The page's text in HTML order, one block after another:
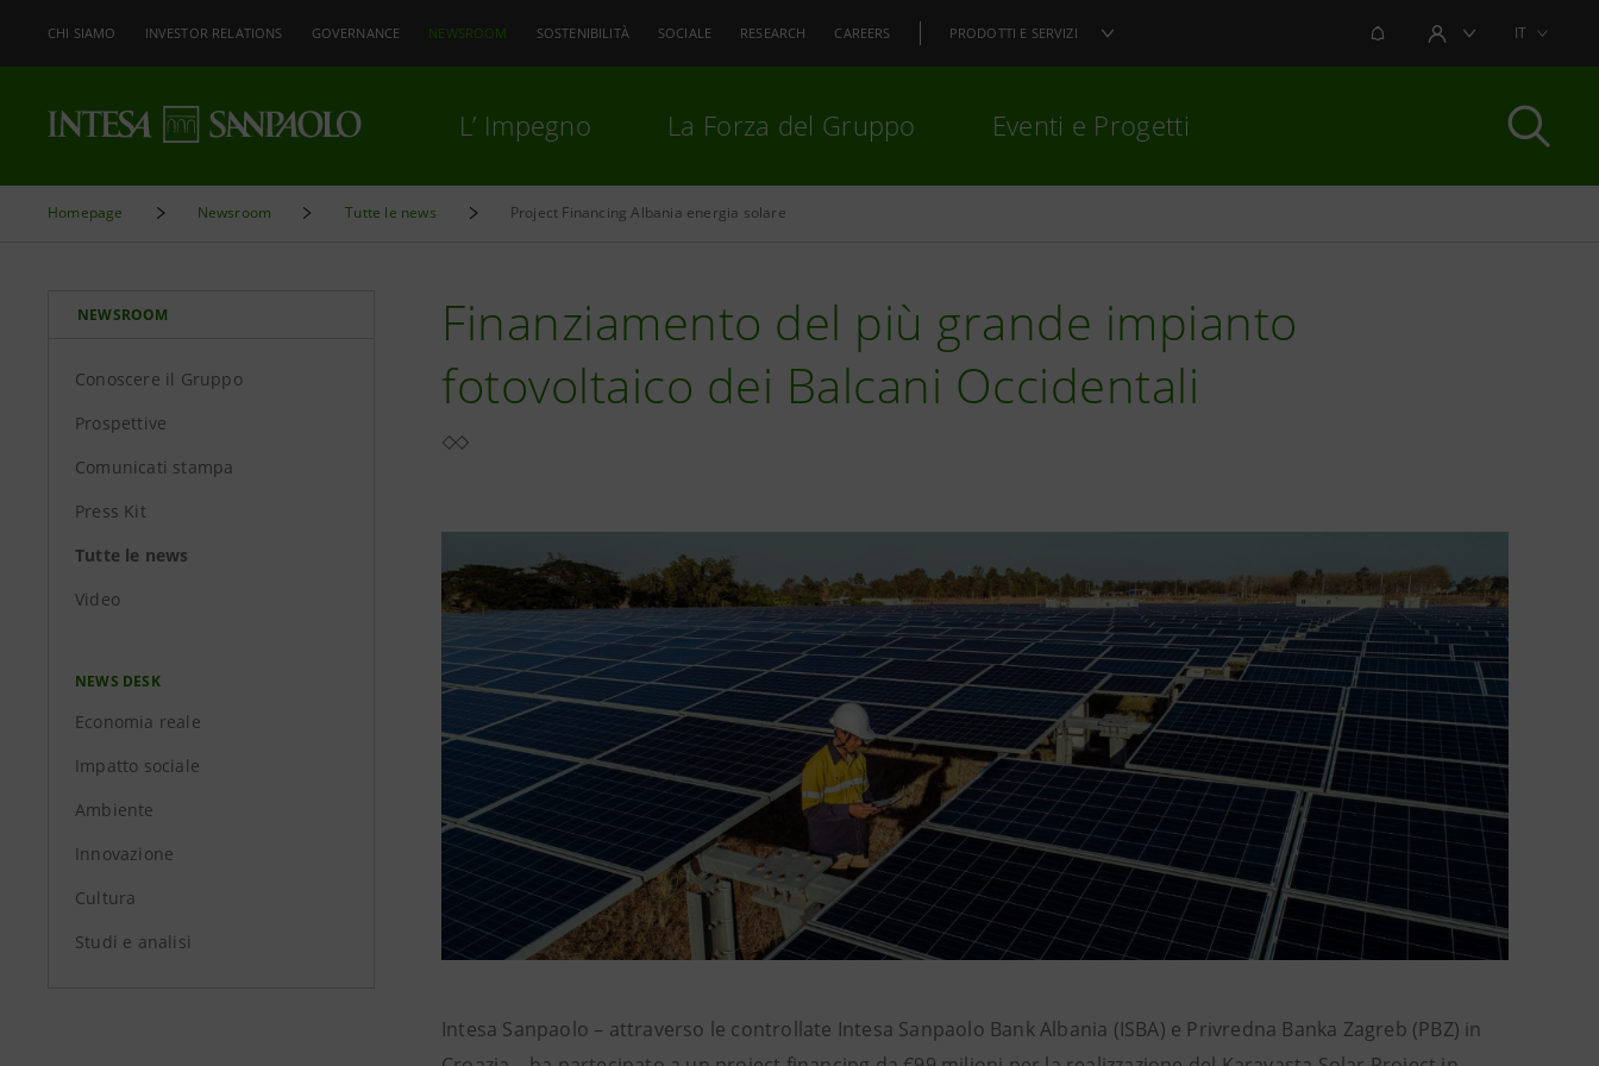
CHI SIAMO INVESTOR RELATIONS GOVERNANCE NEWSROOM SOSTENIBILITÀ SOCIALE RESEARCH CAREERS PRODOTTI E SERVIZI NOTIFICHEAREA UTENTEIT
L’ Impegno La Forza del Gruppo Eventi e Progetti
Homepage Newsroom Tutte le news Project Financing Albania energia solare
NEWSROOM
Conoscere il Gruppo
Prospettive
Comunicati stampa
Press Kit
Tutte le news
Video
NEWS DESK
Economia reale
Impatto sociale
Ambiente
Innovazione
Cultura
Studi e analisi
Finanziamento del più grande impianto
fotovoltaico dei Balcani Occidentali
Intesa Sanpaolo – attraverso le controllate Intesa Sanpaolo Bank Albania (ISBA) e Privredna Banka Zagreb (PBZ) in